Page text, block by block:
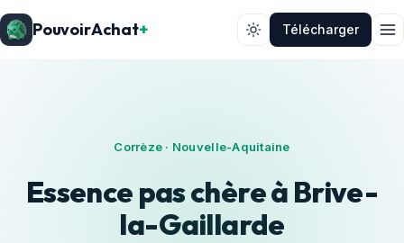
PouvoirAchat+ Télécharger
Corrèze · Nouvelle-Aquitaine
Essence pas chère à Brive-
la-Gaillarde